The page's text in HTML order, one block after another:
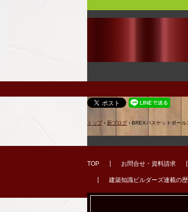
トップ › 新ブログ › BREXバスケットボー
TOP お問合せ・資料請求
建築知識ビルダーズ連載の